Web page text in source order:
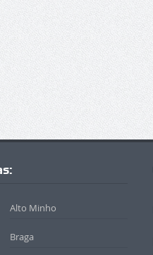
Alto Minho
Braga